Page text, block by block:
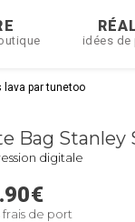
idées de
lava par tunetoo
Bag Stanley
digitale
€
frais de port